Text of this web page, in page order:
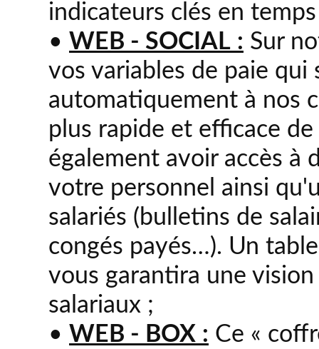
indicateurs clés en
• WEB - SOCIAL : Sur
vos variables de paie qui
automatiquement à nos
plus rapide et efficace
également avoir accès à
votre personnel ainsi
salariés (bulletins de
congés payés…). Un
vous garantira une
salariaux ;
• WEB - BOX : Ce «